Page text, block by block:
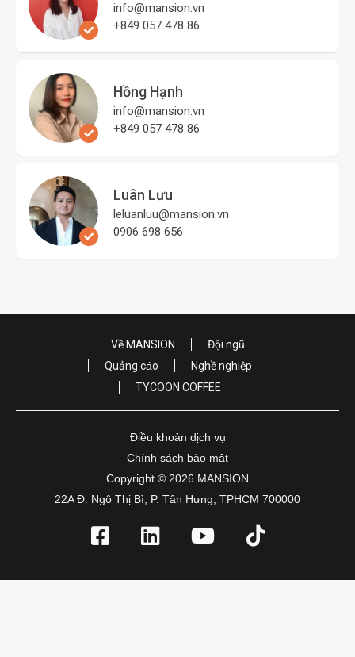
info@mansion.vn
+849 057 478 86
Hồng Hạnh
info@mansion.vn
+849 057 478 86
Luân Lưu
leluanluu@mansion.vn
0906 698 656
Về MANSION
Đội ngũ
Quảng cáo
Nghề nghiệp
TYCOON COFFEE
Điều khoản dịch vụ
Chính sách bảo mật
Copyright © 2026 MANSION
22A Đ. Ngô Thị Bì, P. Tân Hưng, TPHCM 700000